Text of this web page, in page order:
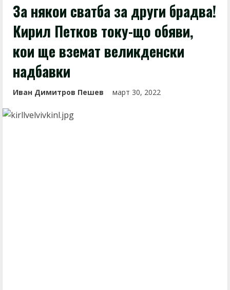
За някои сватба за други брадва!
Кирил Петков току-що обяви,
кои ще вземат великденски
надбавки
Иван Димитров Пешев март 30, 2022